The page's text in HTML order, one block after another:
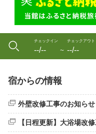
チェックイン
--/-- 〜
チェックアウト
--/--
宿からの情報
外壁改修工事のお知らせ
【日程更新】大浴場改